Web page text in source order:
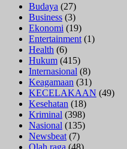
Budaya (27)
Business (3)
Ekonomi (19)
Entertainment (1)
Health (6)
Hukum (415)
Internasional (8)
Keagamaan (31)
KECELAKAAN (49)
Kesehatan (18)
Kriminal (398)
Nasional (135)
Newsbeat (7)
Olah raga (48)